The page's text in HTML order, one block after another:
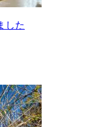
した